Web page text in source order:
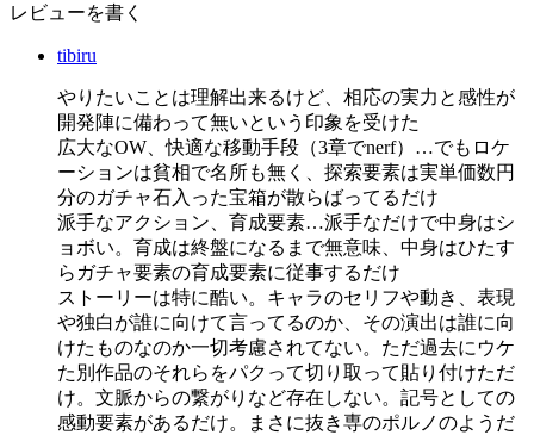
レビューを書く
tibiru
やりたいことは理解出来るけど、相応の実力と感性が
開発陣に備わって無いという印象を受けた
広大なOW、快適な移動手段（3章でnerf）…でもロケ
ーションは貧相で名所も無く、探索要素は実単価数円
分のガチャ石入った宝箱が散らばってるだけ
派手なアクション、育成要素…派手なだけで中身はシ
ョボい。育成は終盤になるまで無意味、中身はひたす
らガチャ要素の育成要素に従事するだけ
ストーリーは特に酷い。キャラのセリフや動き、表現
や独白が誰に向けて言ってるのか、その演出は誰に向
けたものなのか一切考慮されてない。ただ過去にウケ
た別作品のそれらをパクって切り取って貼り付けただ
け。文脈からの繋がりなど存在しない。記号としての
感動要素があるだけ。まさに抜き専のポルノのようだ